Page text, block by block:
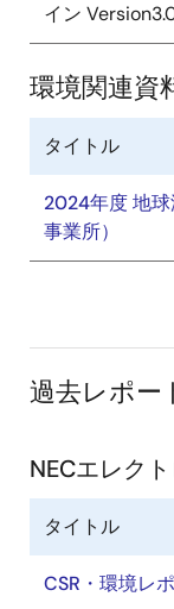
イン
環境関連資
タイトル
2024年度 地
事業所）
過去レポー
NECエレク
タイトル
CSR・環境レ